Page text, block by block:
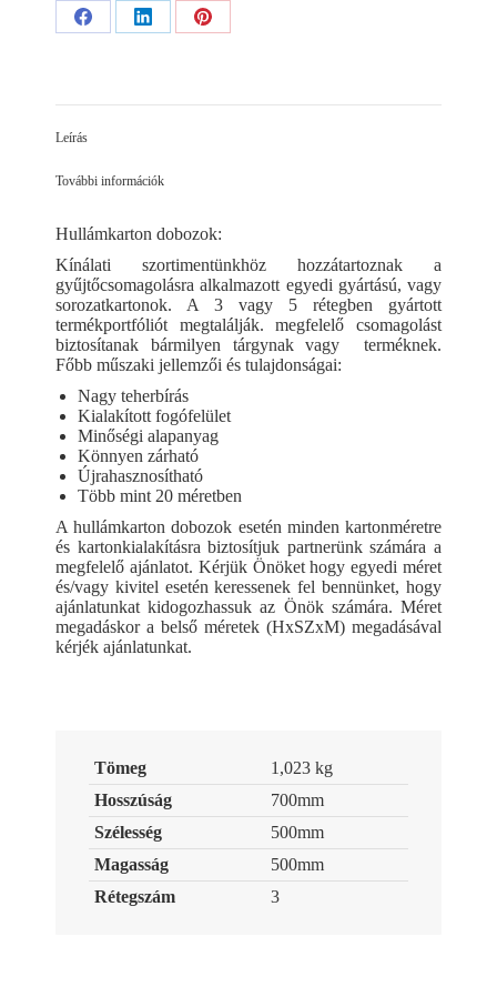
Share
Share
Share
Leírás
További információk
Hullámkarton dobozok:
Kínálati szortimentünkhöz hozzátartoznak a
gyűjtőcsomagolásra alkalmazott egyedi gyártású, vagy
sorozatkartonok. A 3 vagy 5 rétegben gyártott
termékportfóliót megtalálják. megfelelő csomagolást
biztosítanak bármilyen tárgynak vagy terméknek.
Főbb műszaki jellemzői és tulajdonságai:
Nagy teherbírás
Kialakított fogófelület
Minőségi alapanyag
Könnyen zárható
Újrahasznosítható
Több mint 20 méretben
A hullámkarton dobozok esetén minden kartonméretre
és kartonkialakításra biztosítjuk partnerünk számára a
megfelelő ajánlatot. Kérjük Önöket hogy egyedi méret
és/vagy kivitel esetén keressenek fel bennünket, hogy
ajánlatunkat kidogozhassuk az Önök számára. Méret
megadáskor a belső méretek (HxSZxM) megadásával
kérjék ajánlatunkat.
Tömeg
1,023 kg
Hosszúság
700mm
Szélesség
500mm
Magasság
500mm
Rétegszám
3